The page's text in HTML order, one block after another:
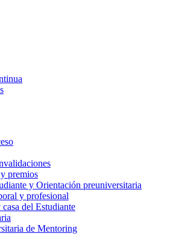
premios
y Orientación preuniversitaria
y profesional
del Estudiante
de Mentoring